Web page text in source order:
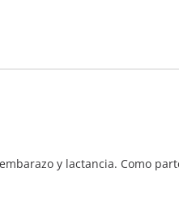
y lactancia. Como